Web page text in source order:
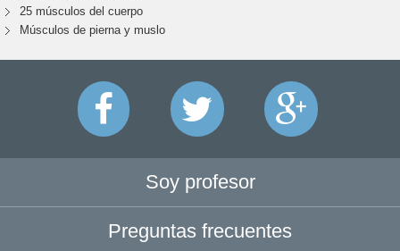
25 músculos del cuerpo
Músculos de pierna y muslo
Soy profesor
Preguntas frecuentes